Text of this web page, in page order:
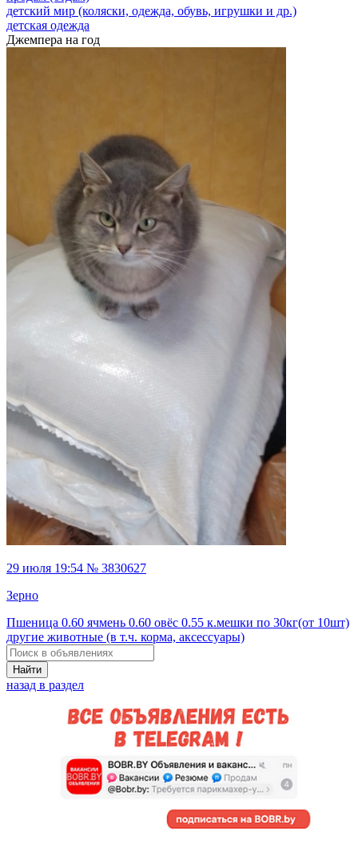
детский мир (коляски, одежда, обувь, игрушки и др.)
детская одежда
Джемпера на год
29 июля 19:54 № 3830627
Зерно
Пшеница 0.60 ячмень 0.60 овёс 0.55 к.мешки по 30кг(от 10шт)
другие животные (в т.ч. корма, аксессуары)
Найти
назад в раздел